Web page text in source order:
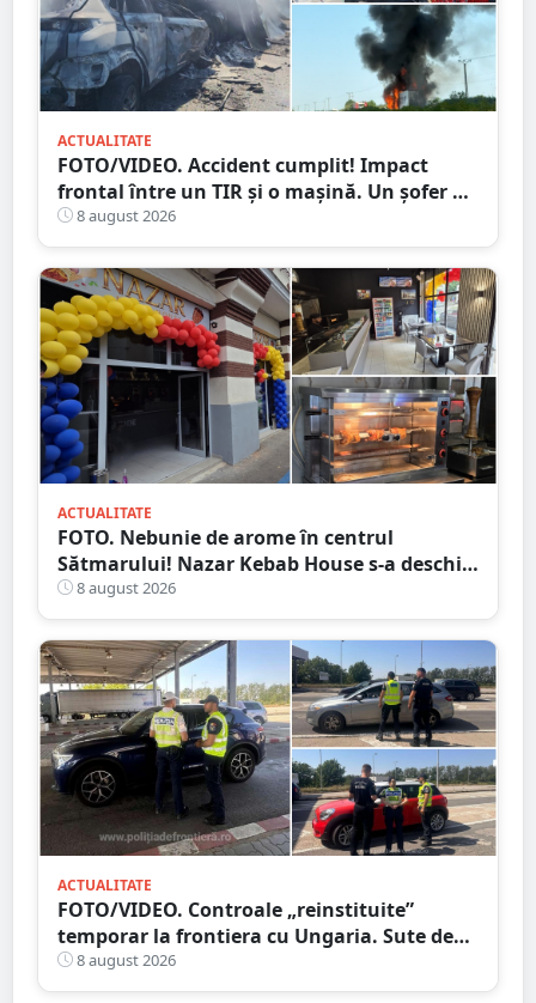
ACTUALITATE
FOTO/VIDEO. Accident cumplit! Impact
frontal între un TIR și o mașină. Un șofer a
murit carbonizat
8 august 2026
ACTUALITATE
FOTO. Nebunie de arome în centrul
Sătmarului! Nazar Kebab House s-a deschis
cu șaorma la 20 de lei, azi și mâine
8 august 2026
ACTUALITATE
FOTO/VIDEO. Controale „reinstituite”
temporar la frontiera cu Ungaria. Sute de
persoane și mașini, verificate în județul
Satu Mare
8 august 2026